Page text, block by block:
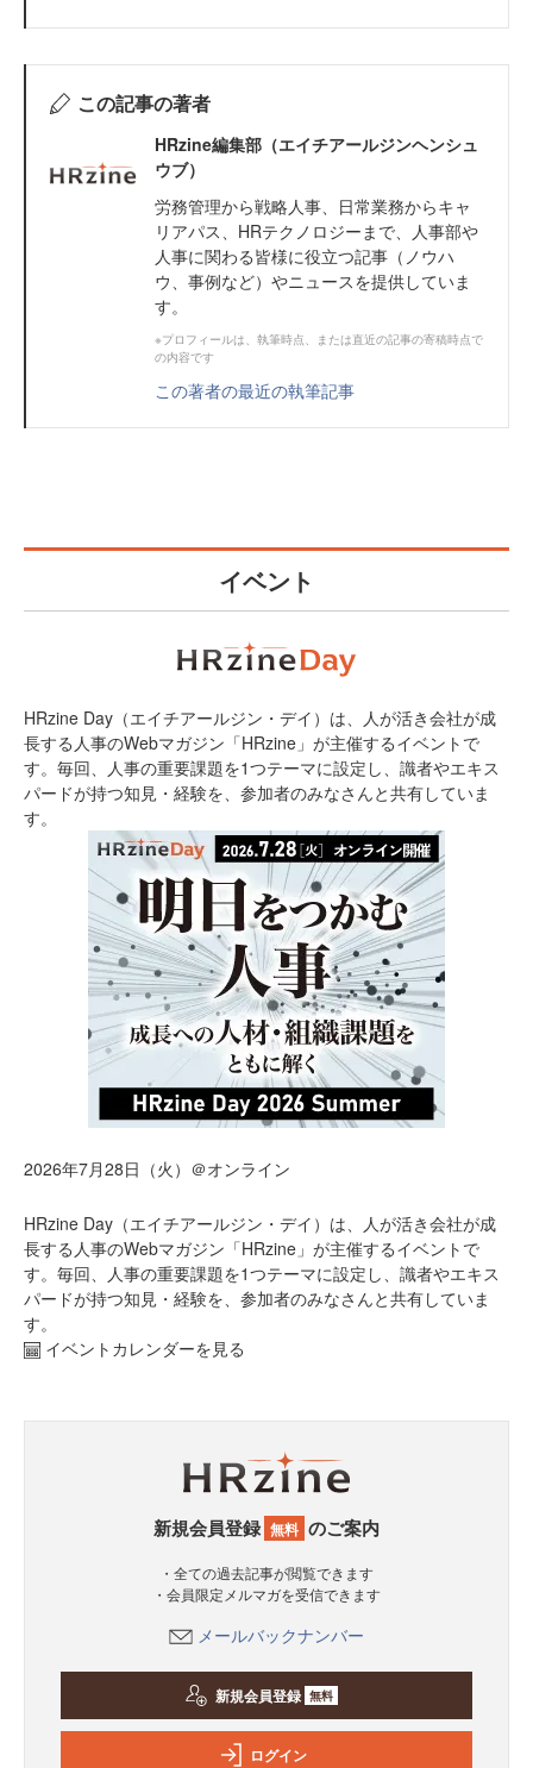
この記事の著者
HRzine編集部（エイチアールジンヘンシュ
ウブ）
労務管理から戦略人事、日常業務からキャ
リアパス、HRテクノロジーまで、人事部や
人事に関わる皆様に役立つ記事（ノウハ
ウ、事例など）やニュースを提供していま
す。
※プロフィールは、執筆時点、または直近の記事の寄稿時点で
の内容です
この著者の最近の執筆記事
イベント
HRzine Day（エイチアールジン・デイ）は、人が活き会社が成
長する人事のWebマガジン「HRzine」が主催するイベントで
す。毎回、人事の重要課題を1つテーマに設定し、識者やエキス
パードが持つ知見・経験を、参加者のみなさんと共有していま
す。
2026年7月28日（火）＠オンライン
HRzine Day（エイチアールジン・デイ）は、人が活き会社が成
長する人事のWebマガジン「HRzine」が主催するイベントで
す。毎回、人事の重要課題を1つテーマに設定し、識者やエキス
パードが持つ知見・経験を、参加者のみなさんと共有していま
す。
イベントカレンダーを見る
新規会員登録 無料 のご案内
・全ての過去記事が閲覧できます
・会員限定メルマガを受信できます
メールバックナンバー
新規会員登録 無料
ログイン